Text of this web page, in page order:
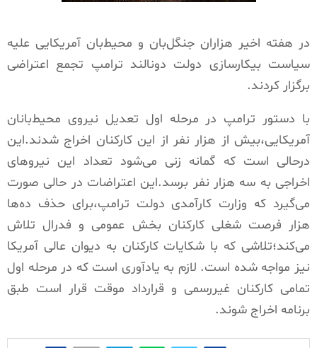
در هفته اخیر هزاران جنگل‌بان و محیط‌بان آمریکایی علیه
سیاست بیکارسازی دولت دونالند ترامپ تجمع اعتراضی
برگزار کردند.
با دستور ترامپ در مرحله اول تعدیل نیروی محیط‌بانان
آمریکایی،بیش از هزار نفر از این کارکنان اخراج شدند.این
درحالی است که گمانه زنی می‌شود تعداد این نیروهای
اخراجی به سه هزار نفر برسد.این اعتراضات در حالی صورت
می‌گیرد که وزارت کارآمدی دولت ترامپ،برای حذف ده‌ها
هزار فرصت شغلی کارکنان بخش عمومی و فدرال تلاش
می‌کند؛تلاشی که با شکایات کارکنان به دیوان عالی آمریکا
نیز مواجه شده است. لازم به یادآوری است که در مرحله اول
تمامی کارکنان غیررسمی و قرارداد موقت قرار است طبق
برنامه اخراج شوند.